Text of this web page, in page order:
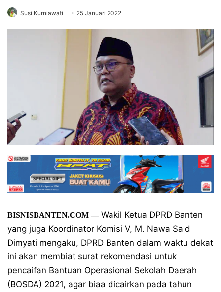
Susi Kurniawati 25 Januari 2022
BISNISBANTEN.COM —Wakil Ketua DPRD Banten
yang juga Koordinator Komisi V, M. Nawa Said
Dimyati mengaku, DPRD Banten dalam waktu dekat
ini akan membiat surat rekomendasi untuk
pencaifan Bantuan Operasional Sekolah Daerah
(BOSDA) 2021, agar biaa dicairkan pada tahun